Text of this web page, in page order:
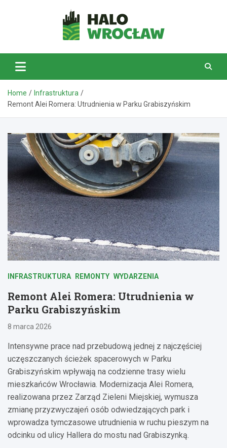
HaloWrocław.pl
Home
Infrastruktura
Remont Alei Romera: Utrudnienia w Parku Grabiszyńskim
INFRASTRUKTURA REMONTY WYDARZENIA
Remont Alei Romera: Utrudnienia w
Parku Grabiszyńskim
8 marca 2026
Intensywne prace nad przebudową jednej z najczęściej
uczęszczanych ścieżek spacerowych w Parku
Grabiszyńskim wpływają na codzienne trasy wielu
mieszkańców Wrocławia. Modernizacja Alei Romera,
realizowana przez Zarząd Zieleni Miejskiej, wymusza
zmianę przyzwyczajeń osób odwiedzających park i
wprowadza tymczasowe utrudnienia w ruchu pieszym na
odcinku od ulicy Hallera do mostu nad Grabiszynką.